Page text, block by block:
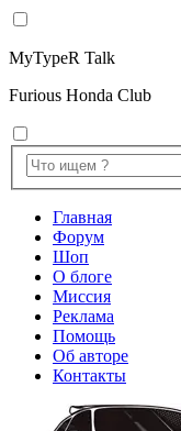
MyTypeR Talk
Furious Honda Club
Главная
Форум
Шоп
О блоге
Миссия
Реклама
Помощь
Об авторе
Контакты